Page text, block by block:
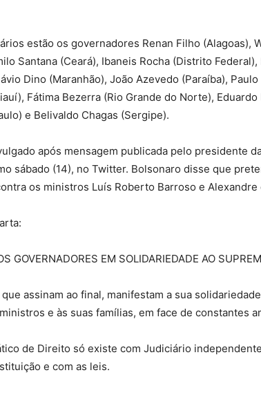
estão os governadores Renan Filho (Alagoas),
Santana (Ceará), Ibaneis Rocha (Distrito
Dino (Maranhão), João Azevedo (Paraíba),
Fátima Bezerra (Rio Grande do Norte),
e Belivaldo Chagas (Sergipe).
após mensagem publicada pelo presidente
sábado (14), no Twitter. Bolsonaro disse que
os ministros Luís Roberto Barroso e Alexandre
GOVERNADORES EM SOLIDARIEDADE AO
assinam ao final, manifestam a sua
e às suas famílias, em face de constantes
de Direito só existe com Judiciário
e com as leis.